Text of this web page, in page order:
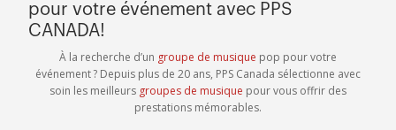
pour votre événement avec PPS
CANADA!
À la recherche d’un groupe de musique pop pour votre
événement ? Depuis plus de 20 ans, PPS Canada sélectionne avec
soin les meilleurs groupes de musique pour vous offrir des
prestations mémorables.